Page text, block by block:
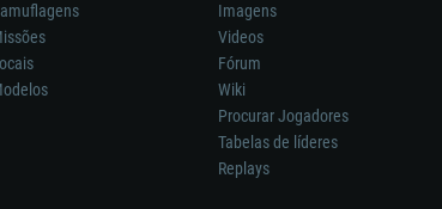
Imagens
Videos
Fórum
Wiki
Procurar Jogadores
Tabelas de líderes
Replays